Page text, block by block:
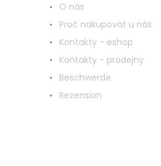
O nás
Proč nakupovat u nás
Kontakty - eshop
Kontakty - prodejny
Beschwerde
Rezension